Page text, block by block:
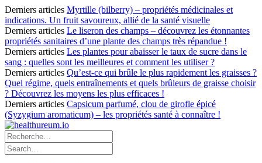
Derniers articles Myrtille (bilberry) – propriétés médicinales et
indications. Un fruit savoureux, allié de la santé visuelle
Derniers articles Le liseron des champs – découvrez les étonnantes
propriétés sanitaires d’une plante des champs très répandue !
Derniers articles Les plantes pour abaisser le taux de sucre dans le
sang : quelles sont les meilleures et comment les utiliser ?
Derniers articles Qu’est-ce qui brûle le plus rapidement les graisses ?
Quel régime, quels entraînements et quels brûleurs de graisse choisir
? Découvrez les moyens les plus efficaces !
Derniers articles Capsicum parfumé, clou de girofle épicé
(Syzygium aromaticum) – les propriétés santé à connaître !